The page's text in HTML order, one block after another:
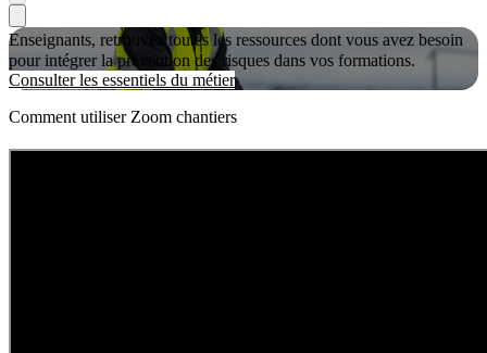
Enseignants, retrouvez toutes les ressources dont vous avez besoin
pour intégrer la prévention des risques dans vos formations.
Consulter les essentiels du métier
Comment utiliser Zoom chantiers